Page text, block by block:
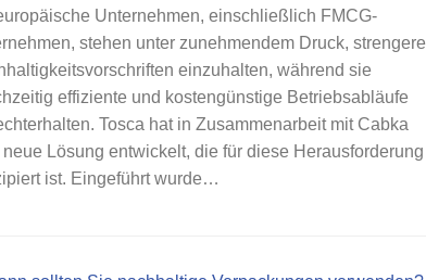
Unternehmen, einschließlich FMCG-
stehen unter zunehmendem Druck, strengere
einzuhalten, während sie
effiziente und kostengünstige Betriebsabläufe
Tosca hat in Zusammenarbeit mit Cabka
Lösung entwickelt, die für diese Herausforderung
ist. Eingeführt wurde…